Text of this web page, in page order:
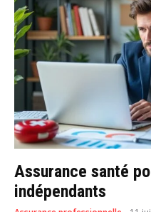
Assurance santé
indépendants